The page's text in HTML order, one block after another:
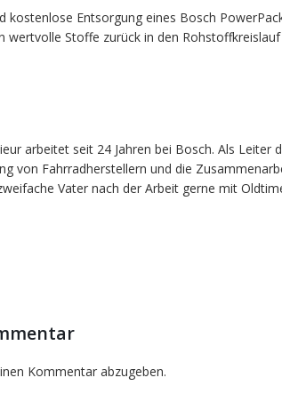
kostenlose Entsorgung eines Bosch
wertvolle Stoffe zurück in den
arbeitet seit 24 Jahren bei Bosch. Als
von Fahrradherstellern und die
Vater nach der Arbeit gerne mit
Kommentar abzugeben.